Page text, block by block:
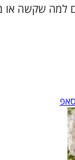
למה שקשה או